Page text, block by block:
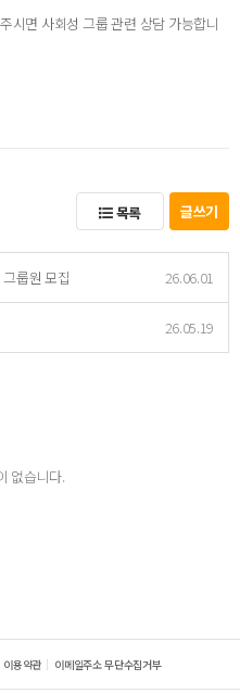
시면 사회성 그룹 관련 상담 가능합니
목록 글쓰기
룹원 모집 26.06.01
26.05.19
없습니다.
이용약관 이메일주소 무단수집거부